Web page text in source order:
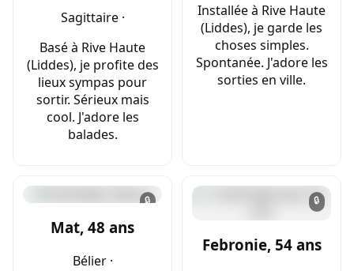
Sagittaire ·
Basé à Rive Haute
(Liddes), je profite des
lieux sympas pour
sortir. Sérieux mais
cool. J'adore les
balades.
Installée à Rive Haute
(Liddes), je garde les
choses simples.
Spontanée. J'adore les
sorties en ville.
🔒
Mat, 48 ans
Bélier ·
🔒
Febronie, 54 ans